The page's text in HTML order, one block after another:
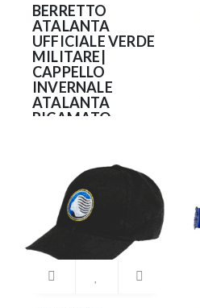
BERRETTO
ATALANTA
UFFICIALE VERDE
MILITARE|
CAPPELLO
INVERNALE
ATALANTA
RICAMATO